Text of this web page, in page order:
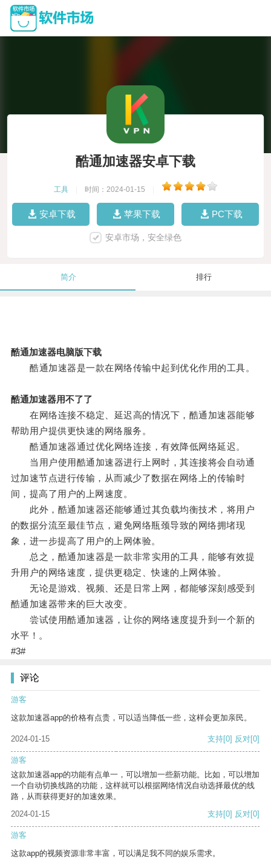
酷通加速器安卓下载
工具 时间：2024-01-15
安卓下载 苹果下载 PC下载
安卓市场，安全绿色
简介 排行
酷通加速器电脑版下载
酷通加速器是一款在网络传输中起到优化作用的工具。
酷通加速器用不了了
在网络连接不稳定、延迟高的情况下，酷通加速器能够
帮助用户提供更快速的网络服务。
酷通加速器通过优化网络连接，有效降低网络延迟。
当用户使用酷通加速器进行上网时，其连接将会自动通
过加速节点进行传输，从而减少了数据在网络上的传输时
间，提高了用户的上网速度。
此外，酷通加速器还能够通过其负载均衡技术，将用户
的数据分流至最佳节点，避免网络瓶颈导致的网络拥堵现
象，进一步提高了用户的上网体验。
总之，酷通加速器是一款非常实用的工具，能够有效提
升用户的网络速度，提供更稳定、快速的上网体验。
无论是游戏、视频、还是日常上网，都能够深刻感受到
酷通加速器带来的巨大改变。
尝试使用酷通加速器，让你的网络速度提升到一个新的
水平！。
#3#
评论
游客
这款加速器app的价格有点贵，可以适当降低一些，这样会更加亲民。
2024-01-15 支持[0] 反对[0]
游客
这款加速器app的功能有点单一，可以增加一些新功能。比如，可以增加
一个自动切换线路的功能，这样就可以根据网络情况自动选择最优的线
路，从而获得更好的加速效果。
2024-01-15
支持[0] 反对[0]
游客
这款app的视频资源非常丰富，可以满足我不同的娱乐需求。